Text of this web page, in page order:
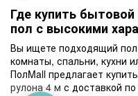
Где купить
пол с высокими
Вы ищете подходящий пол
комнаты, спальни, кухни
ПолMall предлагает
рулона 4 м с доставкой